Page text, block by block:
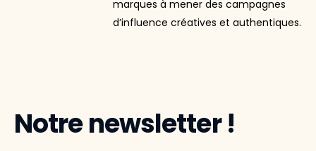
marques à mener des campagnes
d’influence créatives et authentiques.
Notre newsletter !